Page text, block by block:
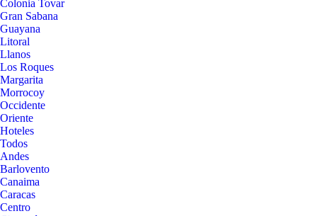
Colonia Tovar
Gran Sabana
Guayana
Litoral
Llanos
Los Roques
Margarita
Morrocoy
Occidente
Oriente
Hoteles
Todos
Andes
Barlovento
Canaima
Caracas
Centro